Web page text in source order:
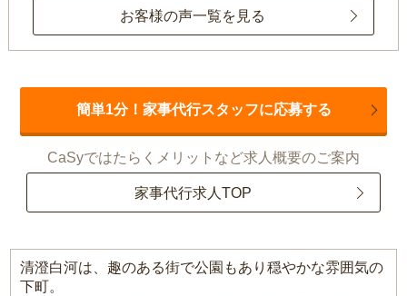
お客様の声一覧を見る
簡単1分！家事代行スタッフに応募する
CaSyではたらくメリットなど求人概要のご案内
家事代行求人TOP
清澄白河は、趣のある街で公園もあり穏やかな雰囲気の
下町。